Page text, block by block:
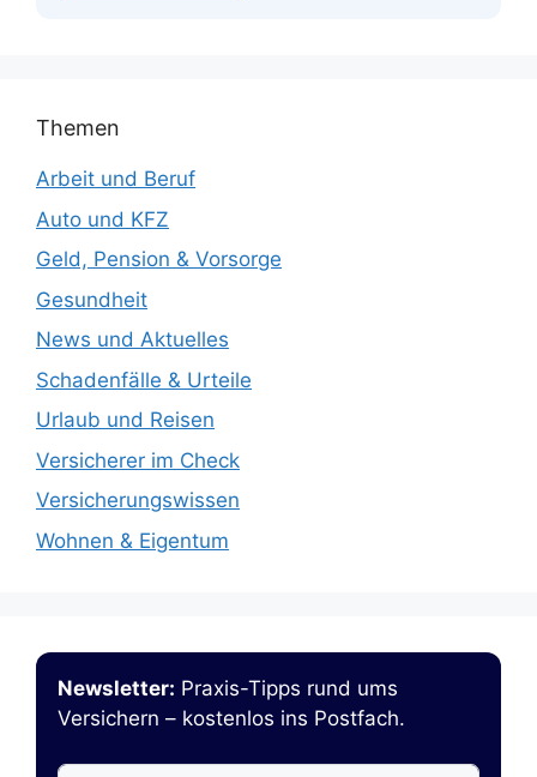
Themen
Arbeit und Beruf
Auto und KFZ
Geld, Pension & Vorsorge
Gesundheit
News und Aktuelles
Schadenfälle & Urteile
Urlaub und Reisen
Versicherer im Check
Versicherungswissen
Wohnen & Eigentum
Newsletter: Praxis-Tipps rund ums
Versichern – kostenlos ins Postfach.